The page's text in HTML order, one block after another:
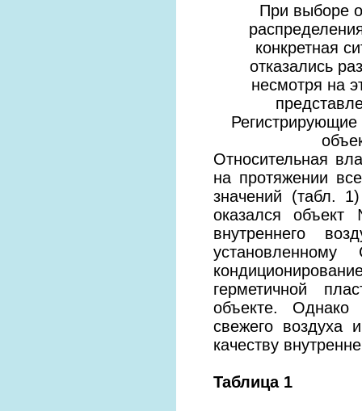
При выборе
конкретная
отказались
несмотря на
Относительная
на протяжении
значений (табл.
оказался
внутреннего
герметичной
объекте. Однако
свежего воздуха
качеству
Таблица 1